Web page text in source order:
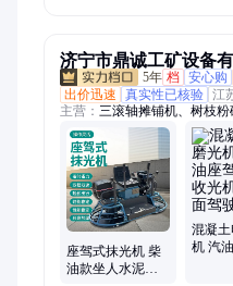
济宁市鼎诚工矿设备
5年 档 安心购
出价迅速
真实性已核验 江
主营： 三滚轴摊铺机、树枝
粉土机、电动叉车、电动液
机、滑移装载机、座驾式割
机、履带运输车、管道对口
皮机、碎草还田机、PE管热
机、矿用检力器、座驾式抹
座驾式抹光机 柴
油款坐人水泥路
混凝
机 汽